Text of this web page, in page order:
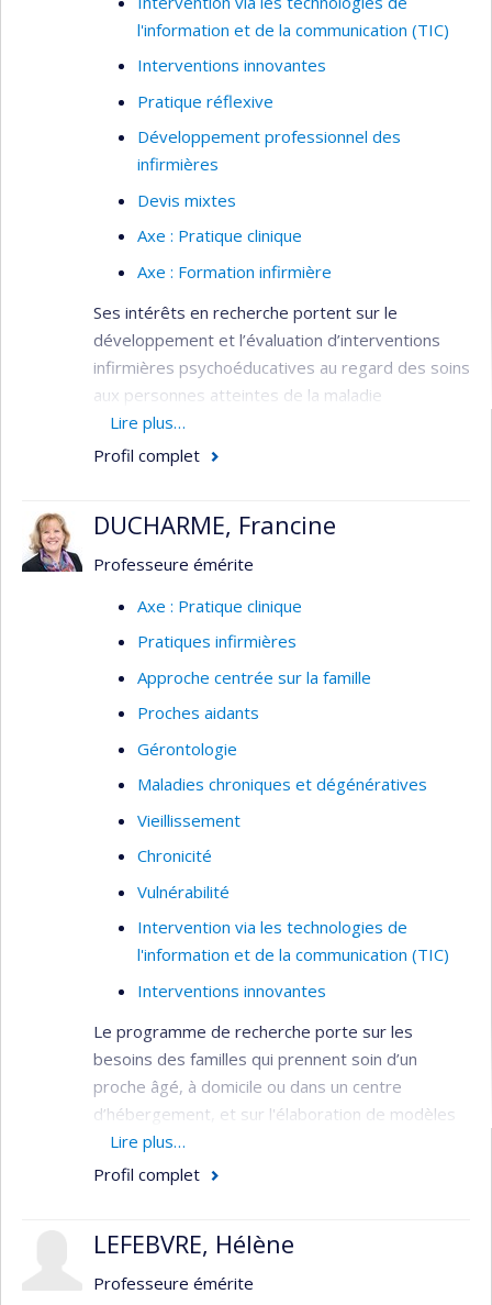
l'information et de la communication (TIC)
Interventions innovantes
Pratique réflexive
Développement professionnel des
infirmières
Devis mixtes
Axe : Pratique clinique
Axe : Formation infirmière
Ses intérêts en recherche portent sur le
développement et l’évaluation d’interventions
infirmières psychoéducatives au regard des soins
aux personnes atteintes de la maladie
d'Alzheimer ou de maladies apparentées et à
leurs proches aidants. Son travail et ses études
personne âgée et à la famille, à des projets qui
ont donné lieu à des programmes de formation
sciences infirmière de l'Université de Montréal.
Son projet postdoctoral de style recherche-
action est une continuité de son sujet doctoral et
se focalise sur la clientèle âgée atteinte de
troubles neurocognitifs majeurs.
Lire plus…
Profil complet
DUCHARME, Francine
Professeure émérite
Axe : Pratique clinique
Pratiques infirmières
Approche centrée sur la famille
Proches aidants
Gérontologie
Maladies chroniques et dégénératives
Vieillissement
Chronicité
Vulnérabilité
Intervention via les technologies de
l'information et de la communication (TIC)
Interventions innovantes
Le programme de recherche porte sur les
besoins des familles qui prennent soin d’un
proche âgé, à domicile ou dans un centre
d’hébergement, et sur l'élaboration de modèles
novateurs et efficaces d’intervention en soins
infirmiers auprès de ces familles, notamment les
cognitive.
Domaines d'expertise
Lire plus…
Profil complet
LEFEBVRE, Hélène
Professeure émérite